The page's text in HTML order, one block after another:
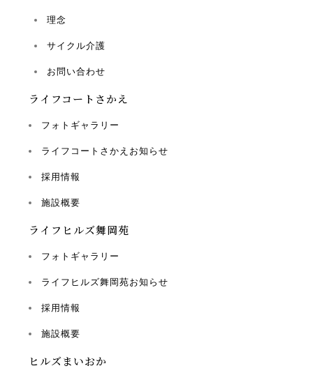
理念
サイクル介護
お問い合わせ
ライフコートさかえ
フォトギャラリー
ライフコートさかえお知らせ
採用情報
施設概要
ライフヒルズ舞岡苑
フォトギャラリー
ライフヒルズ舞岡苑お知らせ
採用情報
施設概要
ヒルズまいおか